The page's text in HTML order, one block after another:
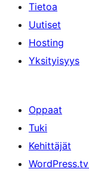
Tietoa
Uutiset
Hosting
Yksityisyys
Oppaat
Tuki
Kehittäjät
WordPress.tv